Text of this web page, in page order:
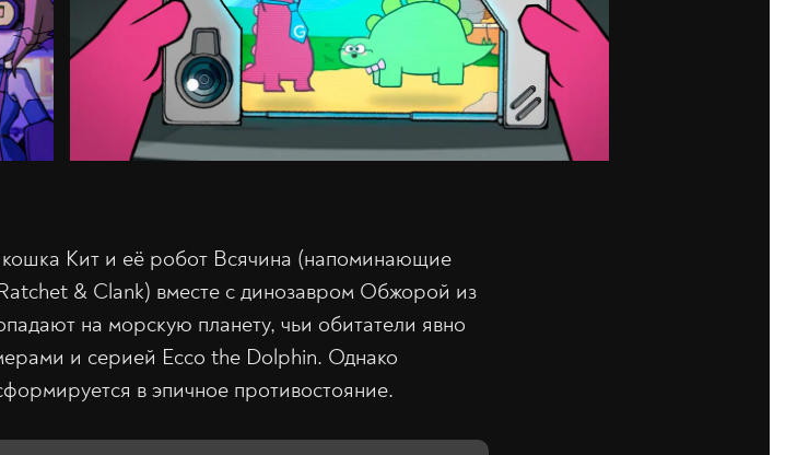
Кит и её робот Всячина (напоминающие
& Clank) вместе с динозавром Обжорой из
на морскую планету, чьи обитатели явно
и серией Ecco the Dolphin. Однако
в эпичное противостояние.